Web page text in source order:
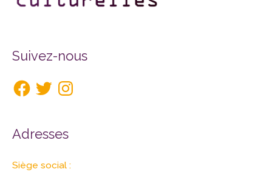
Suivez-nous
Facebook
Adresses
Siège social :